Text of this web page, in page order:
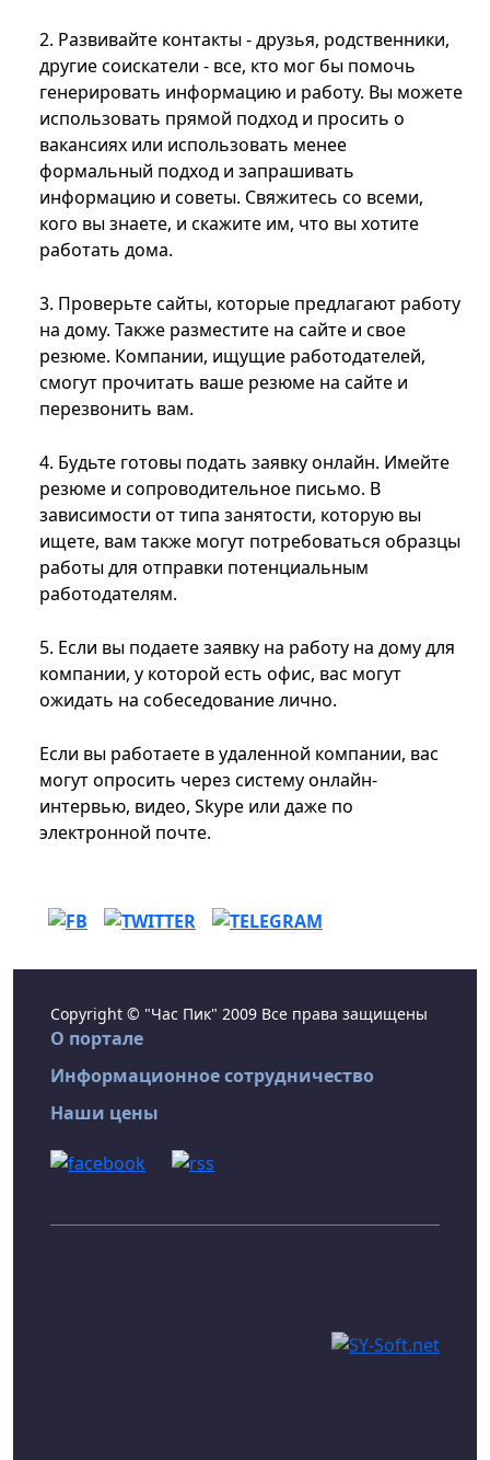
2. Развивайте контакты - друзья, родственники,
другие соискатели - все, кто мог бы помочь
генерировать информацию и работу. Вы можете
использовать прямой подход и просить о
вакансиях или использовать менее
формальный подход и запрашивать
информацию и советы. Свяжитесь со всеми,
кого вы знаете, и скажите им, что вы хотите
работать дома.
3. Проверьте сайты, которые предлагают работу
на дому. Также разместите на сайте и свое
резюме. Компании, ищущие работодателей,
смогут прочитать ваше резюме на сайте и
перезвонить вам.
4. Будьте готовы подать заявку онлайн. Имейте
резюме и сопроводительное письмо. В
зависимости от типа занятости, которую вы
ищете, вам также могут потребоваться образцы
работы для отправки потенциальным
работодателям.
5. Если вы подаете заявку на работу на дому для
компании, у которой есть офис, вас могут
ожидать на собеседование лично.
Если вы работаете в удаленной компании, вас
могут опросить через систему онлайн-
интервью, видео, Skype или даже по
электронной почте.
Copyright © "Час Пик" 2009 Все права защищены
О портале
Информационное сотрудничество
Наши цены